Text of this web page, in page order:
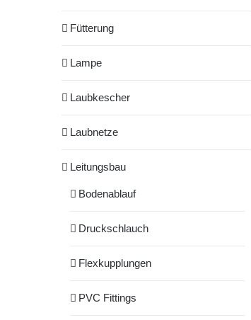
Fütterung
Lampe
Laubkescher
Laubnetze
Leitungsbau
Bodenablauf
Druckschlauch
Flexkupplungen
PVC Fittings